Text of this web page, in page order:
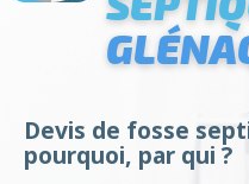
Devis de fosse
pourquoi, par qui ?